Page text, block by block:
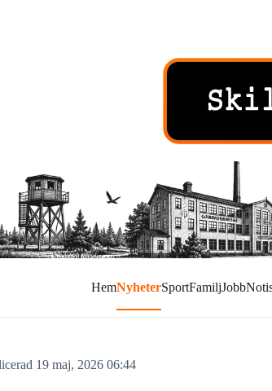
HemNyheterSportFamiljJobb
19 maj, 2026 06:44